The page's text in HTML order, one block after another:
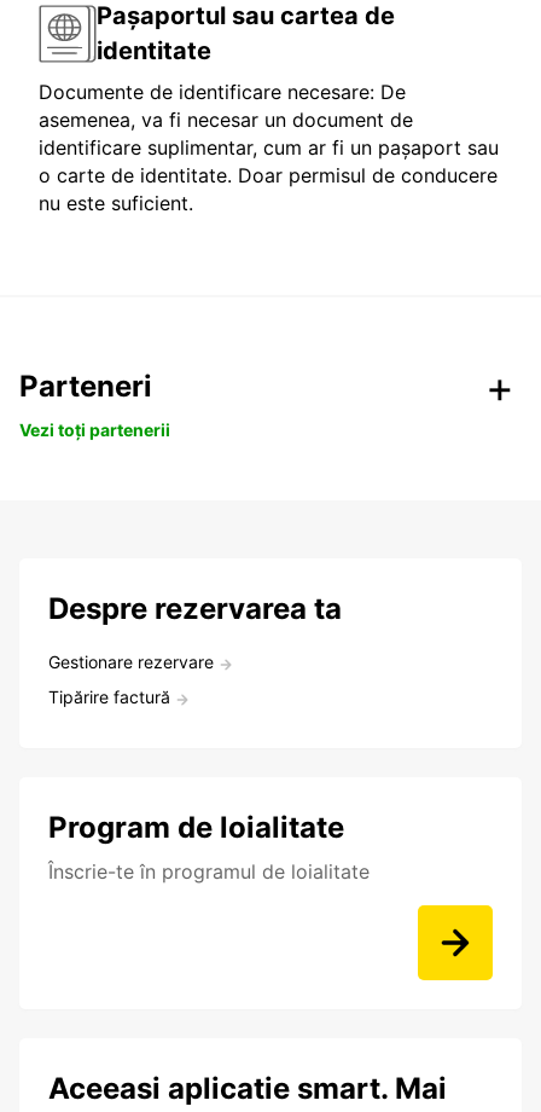
Pașaportul sau cartea de
identitate
Documente de identificare necesare: De
asemenea, va fi necesar un document de
identificare suplimentar, cum ar fi un pașaport sau
o carte de identitate. Doar permisul de conducere
nu este suficient.
Parteneri
Vezi toți partenerii
Despre rezervarea ta
Gestionare rezervare
Tipărire factură
Program de loialitate
Înscrie-te în programul de loialitate
Aceeasi aplicatie smart. Mai